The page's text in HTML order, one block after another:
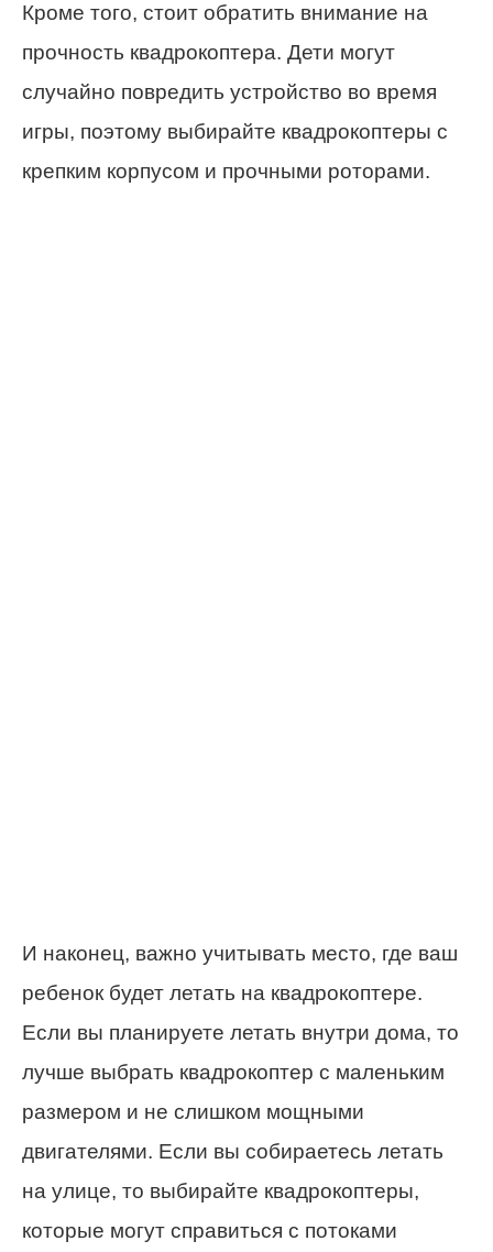
Кроме того, стоит обратить внимание на
прочность квадрокоптера. Дети могут
случайно повредить устройство во время
игры, поэтому выбирайте квадрокоптеры с
крепким корпусом и прочными роторами.
И наконец, важно учитывать место, где ваш
ребенок будет летать на квадрокоптере.
Если вы планируете летать внутри дома, то
лучше выбрать квадрокоптер с маленьким
размером и не слишком мощными
двигателями. Если вы собираетесь летать
на улице, то выбирайте квадрокоптеры,
которые могут справиться с потоками